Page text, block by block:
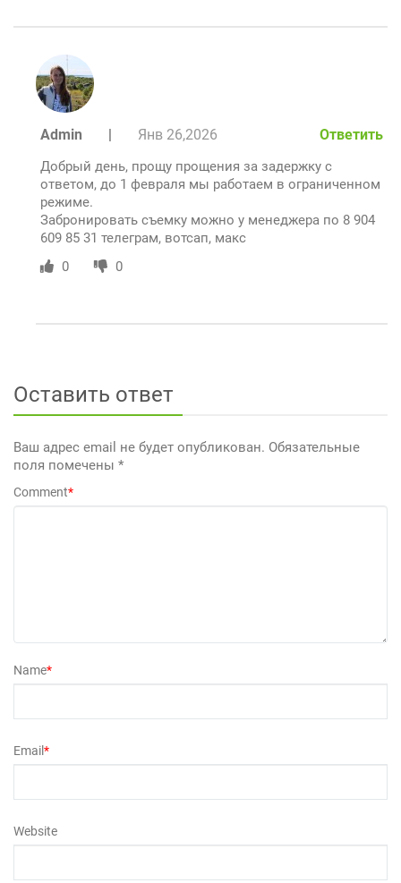
Admin Янв 26,2026 Ответить
Добрый день, прощу прощения за задержку с
ответом, до 1 февраля мы работаем в ограниченном
режиме.
Забронировать съемку можно у менеджера по 8 904
609 85 31 телеграм, вотсап, макс
0
0
Оставить ответ
Ваш адрес email не будет опубликован. Обязательные
поля помечены *
Comment*
Name*
Email*
Website